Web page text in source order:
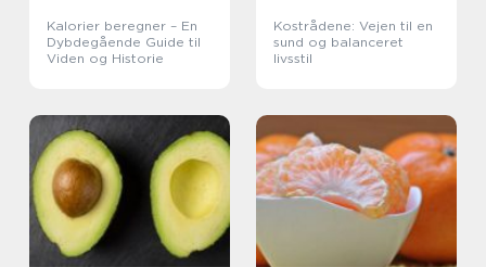
Kalorier beregner – En
Dybdegående Guide til
Viden og Historie
Kostrådene: Vejen til en
sund og balanceret
livsstil